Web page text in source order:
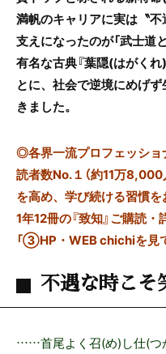
満帆のキャリアに実は〝
支えになったのが「武士道
有名な古典『葉隠(はがく
とに、社会で逆境にめげ
きました。
◎各界一流プロフェッシ
読者数No.１（約11万8,000
を高め、学び続ける習慣を
1年12冊の『致知』ご購読・
「③HP・WEB chichiを見
不遇な時こそ
……首尾よく召(め)し仕(つ